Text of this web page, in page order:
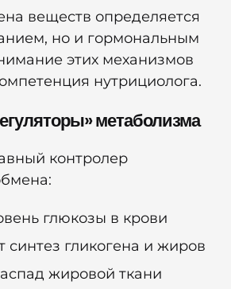
веществ определяется
но и гормональным
этих механизмов
нутрициолога.
метаболизма
контролер
глюкозы в крови
синтез гликогена и жиров
жировой ткани